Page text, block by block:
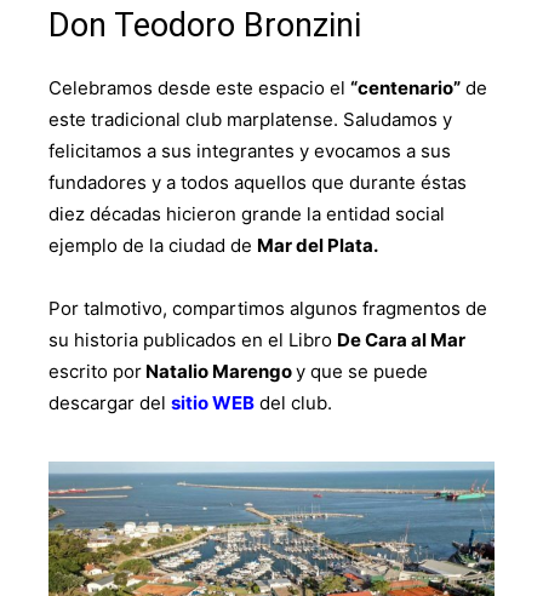
Don Teodoro Bronzini
Celebramos desde este espacio el “centenario” de
este tradicional club marplatense. Saludamos y
felicitamos a sus integrantes y evocamos a sus
fundadores y a todos aquellos que durante éstas
diez décadas hicieron grande la entidad social
ejemplo de la ciudad de Mar del Plata.
Por talmotivo, compartimos algunos fragmentos de
su historia publicados en el Libro De Cara al Mar
escrito por Natalio Marengoy que se puede
descargar del sitio WEB del club.